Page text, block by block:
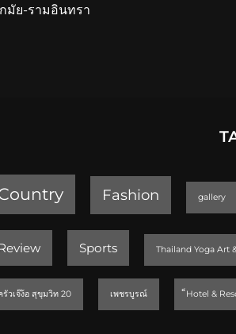
มัย-รามอินทรา
Fashion gallery
Sports Thailand Yoga Art &
รัวเจ๊ง้อ สุขุมวิท 20 เพชรบูรณ์ Hotel &